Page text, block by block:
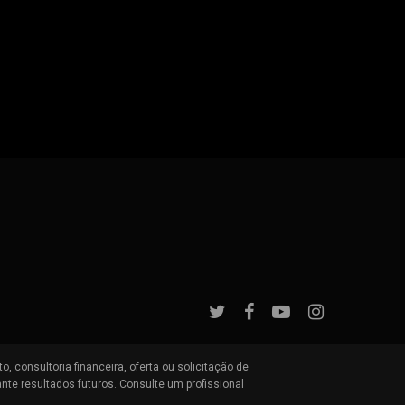
consultoria financeira, oferta ou solicitação de
resultados futuros. Consulte um profissional